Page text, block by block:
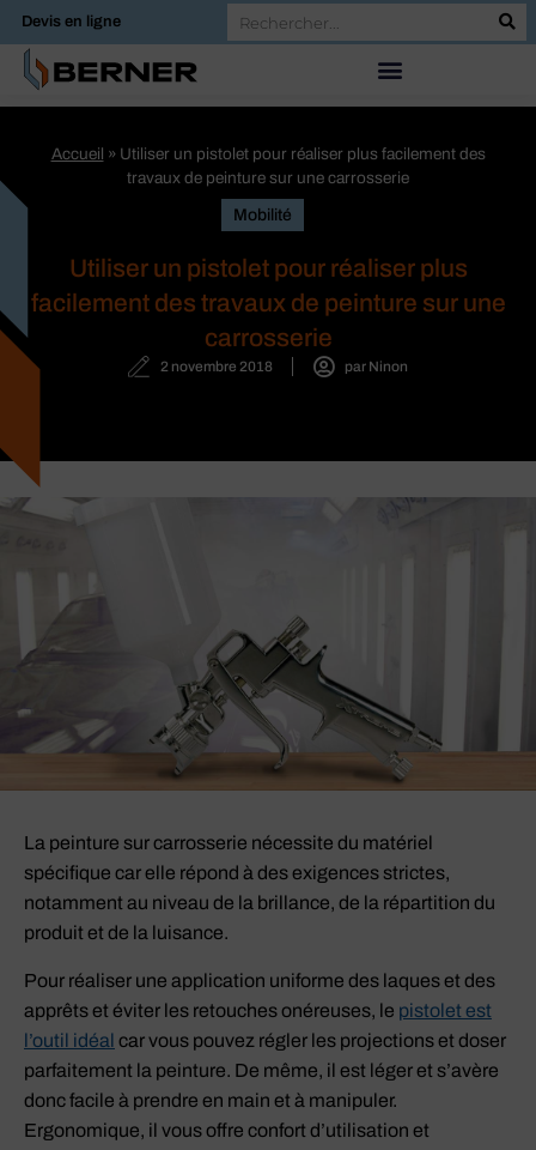
Devis en ligne
Accueil » Utiliser un pistolet pour réaliser plus facilement des
travaux de peinture sur une carrosserie
Mobilité
Utiliser un pistolet pour réaliser plus
facilement des travaux de peinture sur une
carrosserie
2 novembre 2018 par Ninon
La peinture sur carrosserie nécessite du matériel
spécifique car elle répond à des exigences strictes,
notamment au niveau de la brillance, de la répartition du
produit et de la luisance.
Pour réaliser une application uniforme des laques et des
apprêts et éviter les retouches onéreuses, le pistolet est
l’outil idéal car vous pouvez régler les projections et doser
parfaitement la peinture. De même, il est léger et s’avère
donc facile à prendre en main et à manipuler.
Ergonomique, il vous offre confort d’utilisation et